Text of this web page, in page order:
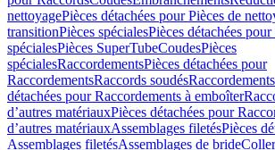
nettoyagePièces détachées pour Pièces de
transitionPièces spécialesPièces détachées pour
spécialesPièces SuperTubeCoudesPièces
spécialesRaccordementsPièces détachées pour
RaccordementsRaccords soudés
détachées pour Raccordements à emboîter
d’autres matériauxPièces détachées pour
d’autres matériauxAssemblages filetésPièces
Assemblages filetésAssemblages de bride